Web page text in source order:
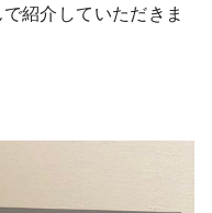
紹介していただきま